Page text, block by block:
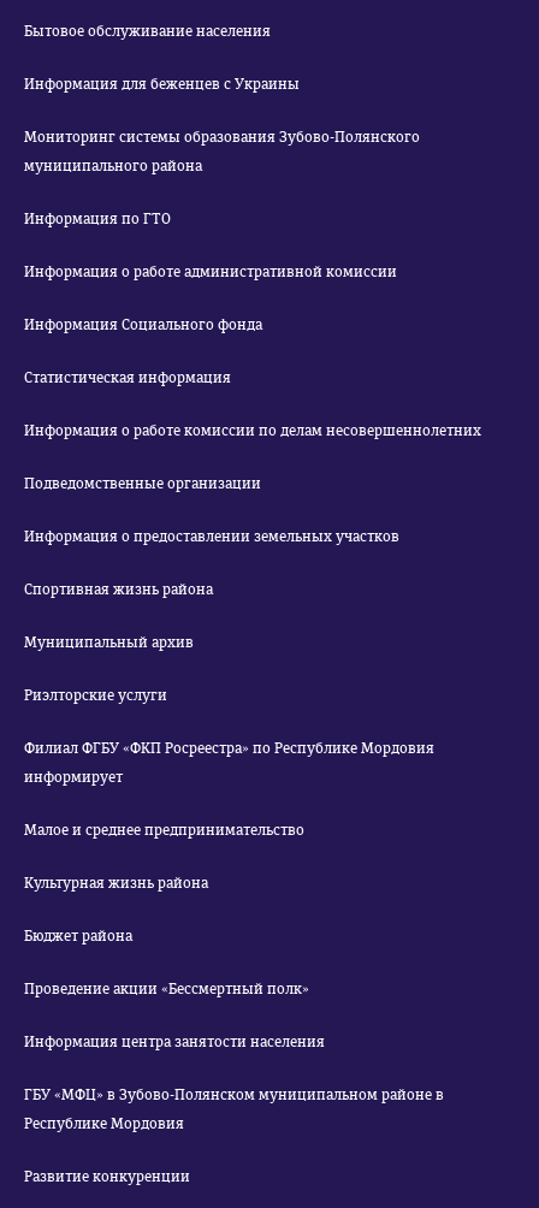
Бытовое обслуживание населения
Информация для беженцев с Украины
Мониторинг системы образования Зубово-Полянского
муниципального района
Информация по ГТО
Информация о работе административной комиссии
Информация Социального фонда
Статистическая информация
Информация о работе комиссии по делам несовершеннолетних
Подведомственные организации
Информация о предоставлении земельных участков
Спортивная жизнь района
Муниципальный архив
Риэлторские услуги
Филиал ФГБУ «ФКП Росреестра» по Республике Мордовия
информирует
Малое и среднее предпринимательство
Культурная жизнь района
Бюджет района
Проведение акции «Бессмертный полк»
Информация центра занятости населения
ГБУ «МФЦ» в Зубово-Полянском муниципальном районе в
Республике Мордовия
Развитие конкуренции